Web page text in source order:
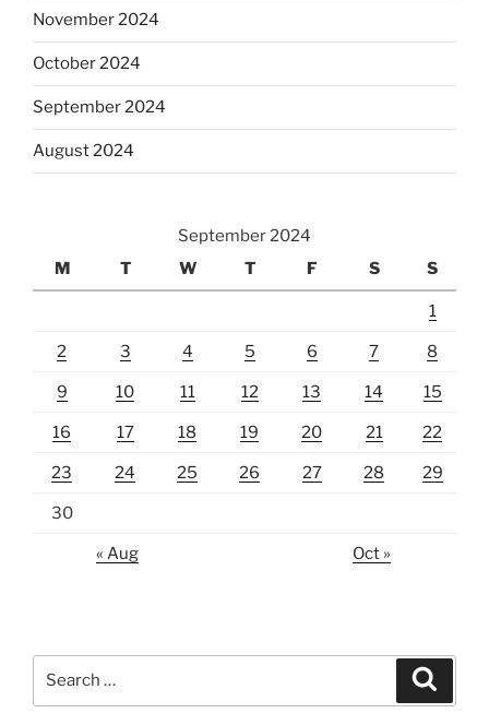
November 2024
October 2024
September 2024
August 2024
September 2024
M
T W T F S S
1
2 3 4 5 6 7 8
9 10 11 12 13 14 15
16 17 18 19 20 21 22
23 24 25 26 27 28 29
30
« Aug Oct »